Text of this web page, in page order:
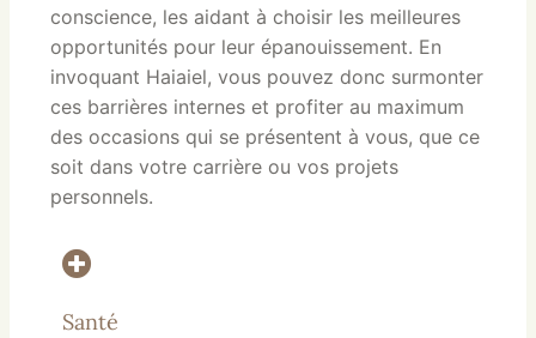
conscience, les aidant à choisir les meilleures
opportunités pour leur épanouissement. En
invoquant Haiaiel, vous pouvez donc surmonter
ces barrières internes et profiter au maximum
des occasions qui se présentent à vous, que ce
soit dans votre carrière ou vos projets
personnels.
Santé